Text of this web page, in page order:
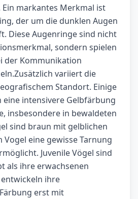
markantes Merkmal ist
der um die dunklen Augen
Diese Augenringe sind nicht
sondern spielen
der Kommunikation
variiert die
Standort. Einige
intensivere Gelbfärbung
insbesondere in bewaldeten
sind braun mit gelblichen
Vogel eine gewisse Tarnung
Juvenile Vögel sind
als ihre erwachsenen
ihre
erst mit